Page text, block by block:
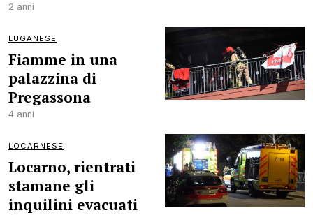
2 anni
LUGANESE
Fiamme in una
palazzina di
Pregassona
4 anni
LOCARNESE
Locarno, rientrati
stamane gli
inquilini evacuati